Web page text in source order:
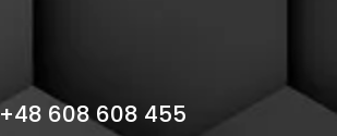
+48 608 608 455